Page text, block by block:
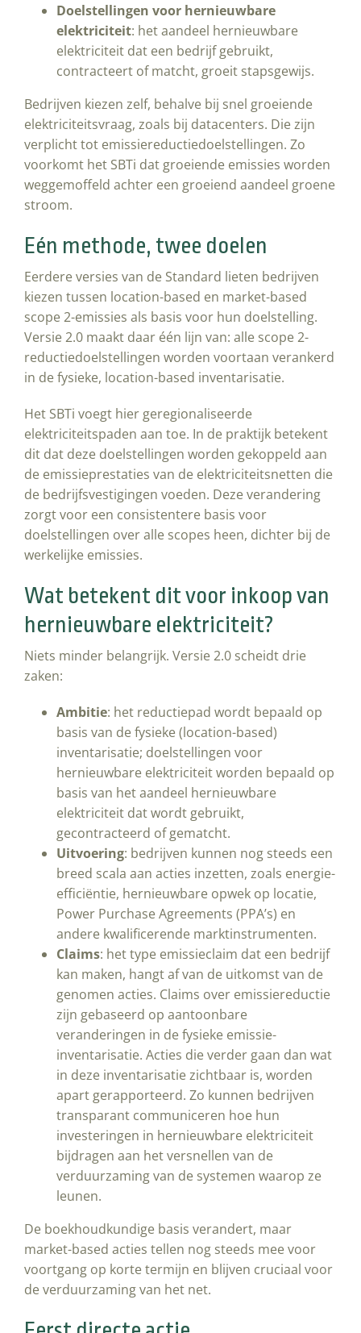
Doelstellingen voor hernieuwbare
elektriciteit: het aandeel hernieuwbare
elektriciteit dat een bedrijf gebruikt,
contracteert of matcht, groeit stapsgewijs.
Bedrijven kiezen zelf, behalve bij snel groeiende
elektriciteitsvraag, zoals bij datacenters. Die zijn
verplicht tot emissiereductiedoelstellingen. Zo
voorkomt het SBTi dat groeiende emissies worden
weggemoffeld achter een groeiend aandeel groene
stroom.
Eén methode, twee doelen
Eerdere versies van de Standard lieten bedrijven
kiezen tussen location-based en market-based
scope 2-emissies als basis voor hun doelstelling.
Versie 2.0 maakt daar één lijn van: alle scope 2-
reductiedoelstellingen worden voortaan verankerd
in de fysieke, location-based inventarisatie.
Het SBTi voegt hier geregionaliseerde
elektriciteitspaden aan toe. In de praktijk betekent
dit dat deze doelstellingen worden gekoppeld aan
de emissieprestaties van de elektriciteitsnetten die
de bedrijfsvestigingen voeden. Deze verandering
zorgt voor een consistentere basis voor
doelstellingen over alle scopes heen, dichter bij de
werkelijke emissies.
Wat betekent dit voor inkoop van
hernieuwbare elektriciteit?
Niets minder belangrijk. Versie 2.0 scheidt drie
zaken:
Ambitie: het reductiepad wordt bepaald op
basis van de fysieke (location-based)
inventarisatie; doelstellingen voor
hernieuwbare elektriciteit worden bepaald op
basis van het aandeel hernieuwbare
elektriciteit dat wordt gebruikt,
gecontracteerd of gematcht.
Uitvoering: bedrijven kunnen nog steeds een
breed scala aan acties inzetten, zoals energie-
efficiëntie, hernieuwbare opwek op locatie,
Power Purchase Agreements (PPA’s) en
andere kwalificerende marktinstrumenten.
Claims: het type emissieclaim dat een bedrijf
kan maken, hangt af van de uitkomst van de
genomen acties. Claims over emissiereductie
zijn gebaseerd op aantoonbare
veranderingen in de fysieke emissie-
inventarisatie. Acties die verder gaan dan wat
in deze inventarisatie zichtbaar is, worden
apart gerapporteerd. Zo kunnen bedrijven
transparant communiceren hoe hun
investeringen in hernieuwbare elektriciteit
bijdragen aan het versnellen van de
verduurzaming van de systemen waarop ze
leunen.
De boekhoudkundige basis verandert, maar
market-based acties tellen nog steeds mee voor
voortgang op korte termijn en blijven cruciaal voor
de verduurzaming van het net.